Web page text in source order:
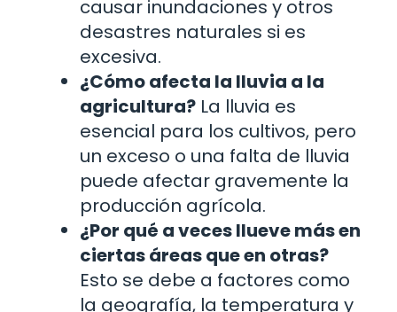
causar inundaciones y otros
desastres naturales si es
excesiva.
¿Cómo afecta la lluvia a la
agricultura? La lluvia es
esencial para los cultivos, pero
un exceso o una falta de lluvia
puede afectar gravemente la
producción agrícola.
¿Por qué a veces llueve más en
ciertas áreas que en otras?
Esto se debe a factores como
la geografía, la temperatura y